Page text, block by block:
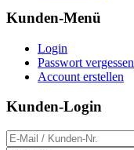
Kunden-Menü
Login
Passwort vergessen
Account erstellen
Kunden-Login